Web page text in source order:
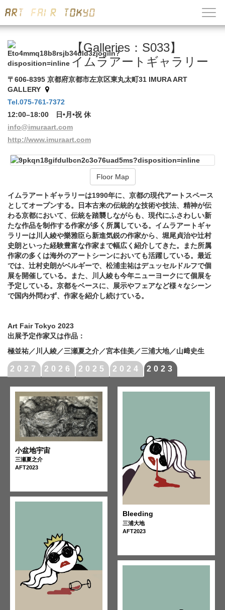
【Galleries：S033】
イムラアートギャラリー
〒606-8395 京都府京都市左京区東丸太町31 IMURA ART
GALLERY
Tel.075-761-7372
12:00–18:00 日•月•祝 休
info@imuraart.com
http://www.imuraart.com
Floor Map
イムラアートギャラリーは1990年に、京都の現代アートスペース
としてオープンする。日本古来の伝統的な技術や技法、精神が伝
わる京都において、伝統を踏襲しながらも、現代にふさわしい新
たな作品を制作する作家が多く所属している。イムラアートギャ
ラリーは川人綾や樂雅臣ら新進気鋭の作家から、堀尾貞治や辻村
史朗といった経験豊富な作家まで幅広く紹介してきた。また所属
作家の多くは海外のアートシーンにおいても活躍している。最近
では、辻村史朗がベルギーで、松浦圭祐はデュッセルドルフで個
展を開催している。また、川人綾も今年ニューヨークにて個展を
予定している。京都をベースに、展示やフェアなど様々なシーン
で国内外問わず、作家を紹介し続けている。
Art Fair Tokyo 2023
出展予定作家又は作品：
極並祐／川人綾／三瀬夏之介／宮本佳美／三浦大地／山﨑史生
2027 2026 2025 2024 2023
小盆地宇宙
三瀬夏之介
AFT2023
Bleeding
三浦大地
AFT2023